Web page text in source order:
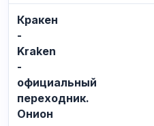
sometimes
even
this
helps.
data
ba…
Кракен
-
Kraken
-
официальный
переходник.
Онион